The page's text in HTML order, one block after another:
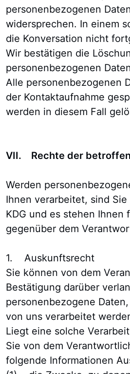
personenbezogenen
widersprechen. In einem
die Konversation nicht
Wir bestätigen die
personenbezogenen
Alle personenbezogenen
der Kontaktaufnahme
werden in diesem Fall
VII. Rechte der
Werden
Ihnen verarbeitet, sind
KDG und es stehen Ihnen
gegenüber dem
1. Auskunftsrecht
Sie können von dem
Bestätigung darüber
personenbezogene
von uns verarbeitet
Liegt eine solche
Sie von dem
folgende Informationen